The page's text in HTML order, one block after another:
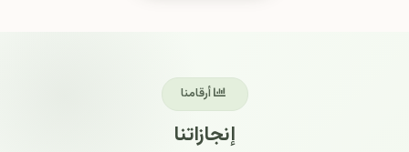
أرقامنا
إنجازاتنا